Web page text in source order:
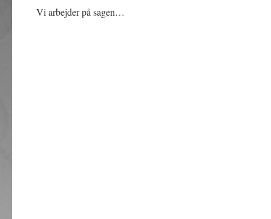
Vi arbejder på sagen…